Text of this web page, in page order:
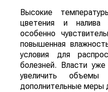
Высокие
цветения и налива
особенно
повышенная
условия для
болезней. Власти
увеличить
дополнительные меры